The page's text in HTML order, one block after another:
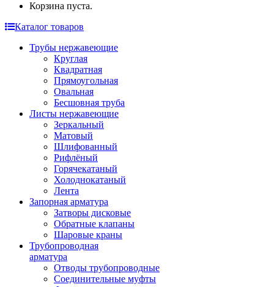
Корзина пуста.
Каталог товаров
Трубы нержавеющие
Круглая
Квадратная
Прямоугольная
Овальная
Бесшовная труба
Листы нержавеющие
Зеркальный
Матовый
Шлифованный
Рифлёный
Горячекатаный
Холоднокатаный
Лента
Запорная арматура
Затворы дисковые
Обратные клапаны
Шаровые краны
Трубопроводная
арматура
Отводы трубопроводные
Соединительные муфты